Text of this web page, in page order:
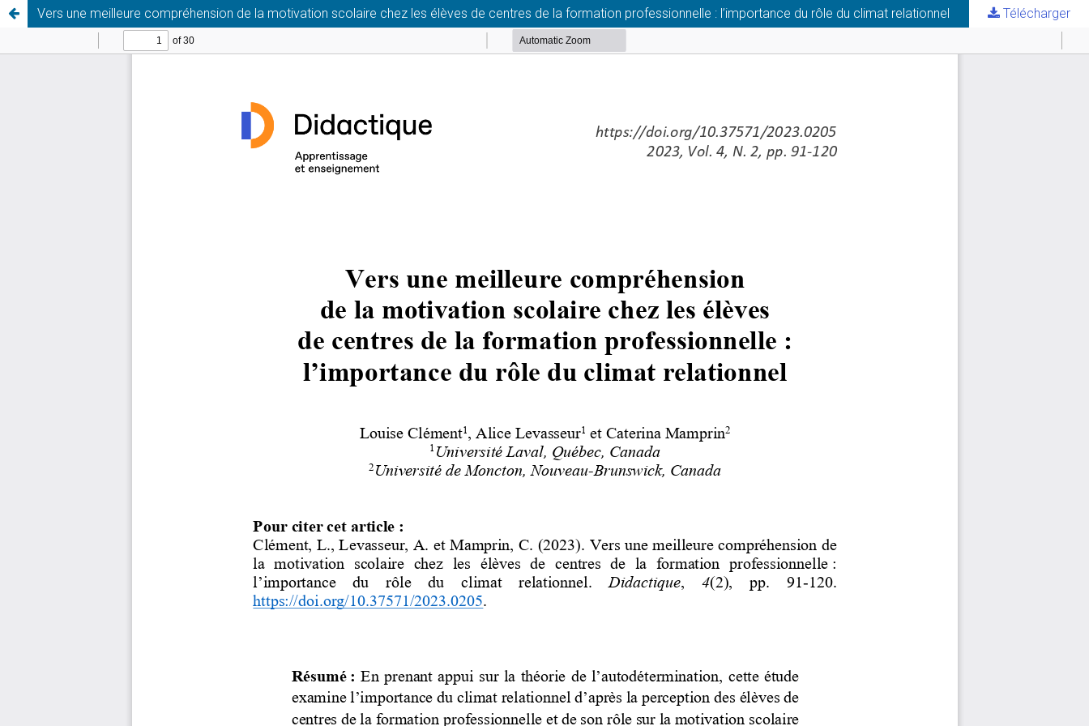
Vers une meilleure compréhension de la motivation scolaire chez les élèves de centres de la formation professionnelle : l’importance du rôle du climat relationnel Télécharger